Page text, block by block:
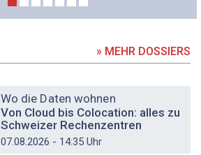
» MEHR DOSSIERS
Wo die Daten wohnen
Von Cloud bis Colocation: alles zu
Schweizer Rechenzentren
07.08.2026 - 14:35 Uhr